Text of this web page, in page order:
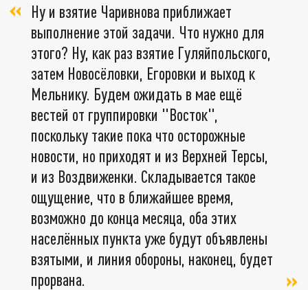
Ну и взятие Чаривнова приближает
выполнение этой задачи. Что нужно для
этого? Ну, как раз взятие Гуляйпольского,
затем Новосёловки, Егоровки и выход к
Мельнику. Будем ожидать в мае ещё
вестей от группировки "Восток",
поскольку такие пока что осторожные
новости, но приходят и из Верхней Терсы,
и из Воздвиженки. Складывается такое
ощущение, что в ближайшее время,
возможно до конца месяца, оба этих
населённых пункта уже будут объявлены
взятыми, и линия обороны, наконец, будет
прорвана.